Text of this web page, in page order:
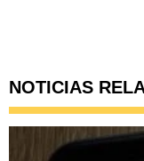
NOTICIAS